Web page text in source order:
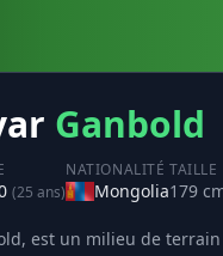
Ganbold
(25 ans)
NATIONALITÉ
Mongolia
TAILLE
179
est un milieu de